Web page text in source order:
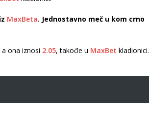
iz MaxBeta. Jednostavno meč u kom crno
ona iznosi 2.05, takođe u MaxBet kladionici.